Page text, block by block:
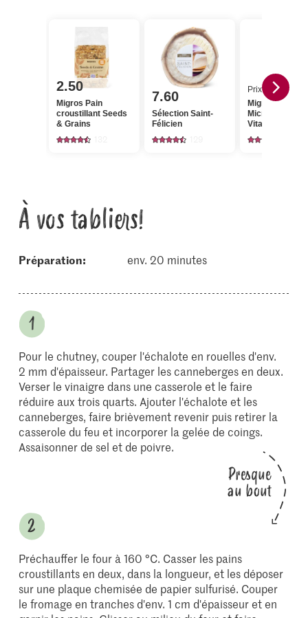
2.50
Migros Pain
croustillant Seeds
& Grains
7.60
Sélection Saint-
Félicien
Prix du jour
Migros
Microgreens
Vitalmix
À vos tabliers!
Préparation: env. 20 minutes
Pour le chutney, couper l'échalote en rouelles d'env.
2 mm d'épaisseur. Partager les canneberges en deux.
Verser le vinaigre dans une casserole et le faire
réduire aux trois quarts. Ajouter l'échalote et les
canneberges, faire brièvement revenir puis retirer la
casserole du feu et incorporer la gelée de coings.
Assaisonner de sel et de poivre.
Presque
au bout
Préchauffer le four à 160 °C. Casser les pains
croustillants en deux, dans la longueur, et les déposer
sur une plaque chemisée de papier sulfurisé. Couper
le fromage en tranches d'env. 1 cm d'épaisseur et en